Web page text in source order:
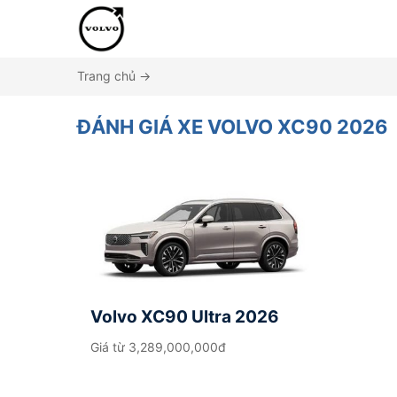
Trang chủ →
ĐÁNH GIÁ XE VOLVO XC90 2026
Volvo XC90 Ultra 2026
Giá từ 3,289,000,000đ